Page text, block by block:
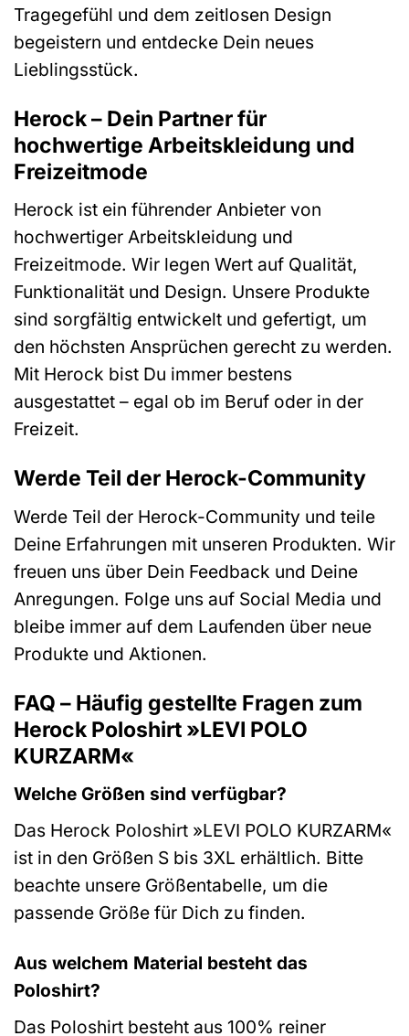
Tragegefühl und dem zeitlosen Design
begeistern und entdecke Dein neues
Lieblingsstück.
Herock – Dein Partner für
hochwertige Arbeitskleidung und
Freizeitmode
Herock ist ein führender Anbieter von
hochwertiger Arbeitskleidung und
Freizeitmode. Wir legen Wert auf Qualität,
Funktionalität und Design. Unsere Produkte
sind sorgfältig entwickelt und gefertigt, um
den höchsten Ansprüchen gerecht zu werden.
Mit Herock bist Du immer bestens
ausgestattet – egal ob im Beruf oder in der
Freizeit.
Werde Teil der Herock-Community
Werde Teil der Herock-Community und teile
Deine Erfahrungen mit unseren Produkten. Wir
freuen uns über Dein Feedback und Deine
Anregungen. Folge uns auf Social Media und
bleibe immer auf dem Laufenden über neue
Produkte und Aktionen.
FAQ – Häufig gestellte Fragen zum
Herock Poloshirt »LEVI POLO
KURZARM«
Welche Größen sind verfügbar?
Das Herock Poloshirt »LEVI POLO KURZARM«
ist in den Größen S bis 3XL erhältlich. Bitte
beachte unsere Größentabelle, um die
passende Größe für Dich zu finden.
Aus welchem Material besteht das
Poloshirt?
Das Poloshirt besteht aus 100% reiner